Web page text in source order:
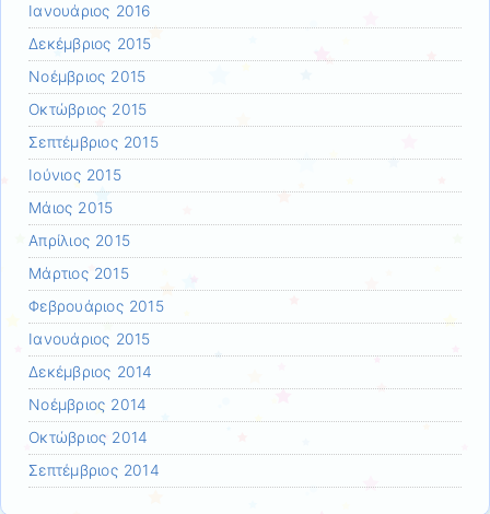
Ιανουάριος 2016
Δεκέμβριος 2015
Νοέμβριος 2015
Οκτώβριος 2015
Σεπτέμβριος 2015
Ιούνιος 2015
Μάιος 2015
Απρίλιος 2015
Μάρτιος 2015
Φεβρουάριος 2015
Ιανουάριος 2015
Δεκέμβριος 2014
Νοέμβριος 2014
Οκτώβριος 2014
Σεπτέμβριος 2014